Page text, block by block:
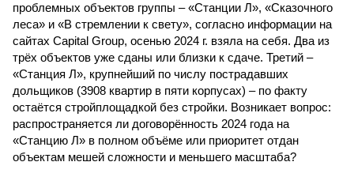
проблемных объектов группы – «Станции Л», «Сказочного
леса» и «В стремлении к свету», согласно информации на
сайтах Capital Group, осенью 2024 г. взяла на себя. Два из
трёх объектов уже сданы или близки к сдаче. Третий –
«Станция Л», крупнейший по числу пострадавших
дольщиков (3908 квартир в пяти корпусах) – по факту
остаётся стройплощадкой без стройки. Возникает вопрос:
распространяется ли договорённость 2024 года на
«Станцию Л» в полном объёме или приоритет отдан
объектам мешей сложности и меньшего масштаба?